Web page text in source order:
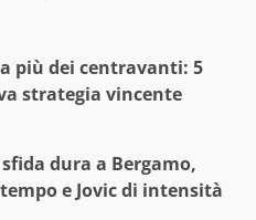
più dei centravanti: 5
strategia vincente
dura a Bergamo,
e Jovic di intensità